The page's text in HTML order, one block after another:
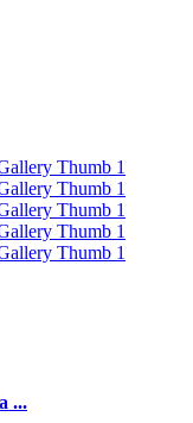
...